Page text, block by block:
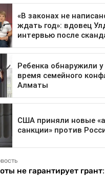
не гарантирует